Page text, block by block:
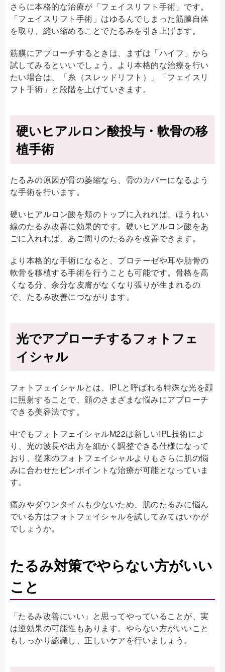
さらに本格的な治療が「フェイスリフト手術」です。
「フェイスリフト手術」はゆるんでしまった筋膜自体
を取り、縫い縮めることでたるみを引き上げます。
筋膜にアプローチするときは、まずは「ハイフ」から
試してみるといいでしょう。より本格的な治療を行い
たい場合は、「糸（スレッドリフト）」「フェイスリ
フト手術」と段階を上げていきます。
硬いヒアルロン酸投与・軟骨の移
植手術
たるみの原因が骨の萎縮なら、骨のカバーになるよう
な手術を行います。
硬いヒアルロン酸を頬のトップに入れれば、ほうれい
線のたるみ改善に効果的です。硬いヒアルロン酸をあ
ごに入れれば、あご周りのたるみを改善できます。
より本格的な手術になると、プロテーゼや耳や肋骨の
軟骨を移植する手術を行うことも可能です。骨格を高
くなる分、余分な皮膚がなくなり張りが生まれるの
で、たるみ改善につながります。
光でアプローチするフォトフェ
イシャル
フォトフェイシャルとは、IPLと呼ばれる特殊な光を顔
に照射することで、顔のさまざまな悩みにアプローチ
できる美容法です。
中でもフォトフェイシャルM22は新しいIPL技術によ
り、光の波長や出方を細かく調整できる仕様になって
おり、従来のフォトフェイシャルよりもさらに肌の悩
みに合わせたピンポイントな治療が可能となっていま
す。
痛みやダウンタイムも少ないため、肌のたるみに悩ん
でいる方はフォトフェイシャルを試してみてはいかが
でしょうか。
たるみ対策でやらない方がいい
こと
「たるみ改善にいい」と思ってやっていることが、実
は逆効果の可能性もあります。やらない方がいいこと
もしっかり認識し、正しいケアを行いましょう。